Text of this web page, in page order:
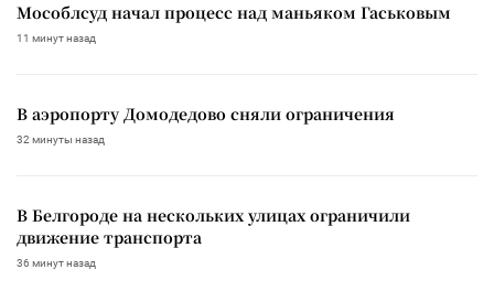
Мособлсуд начал процесс над маньяком Гаськовым
11 минут назад
В аэропорту Домодедово сняли ограничения
32 минуты назад
В Белгороде на нескольких улицах ограничили
движение транспорта
36 минут назад